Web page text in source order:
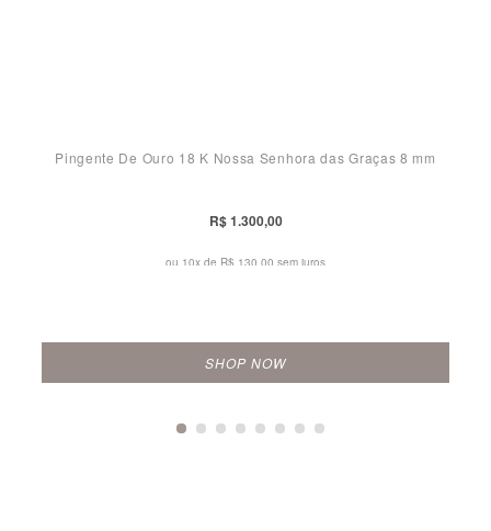
Pingente De Ouro 18 K Nossa Senhora das Graças 8 mm
R$ 1.300,00
ou 10x de R$ 130,00 sem juros
SHOP NOW